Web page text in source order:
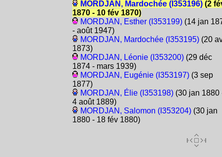
MORDJAN, Mardochée (I353196)(2
1870 - 10 fév 1870)
MORDJAN, Esther (I353199)(14 jan
- août 1947)
MORDJAN, Mardochée (I353195)(20
1873)
MORDJAN, Léonie (I353200)(29 déc
1874 - mars 1939)
MORDJAN, Eugénie (I353197)(3 sep
1877)
MORDJAN, Élie (I353198)(30 jan 1880
4 août 1889)
MORDJAN, Salomon (I353204)(30 jan
1880 - 18 fév 1880)